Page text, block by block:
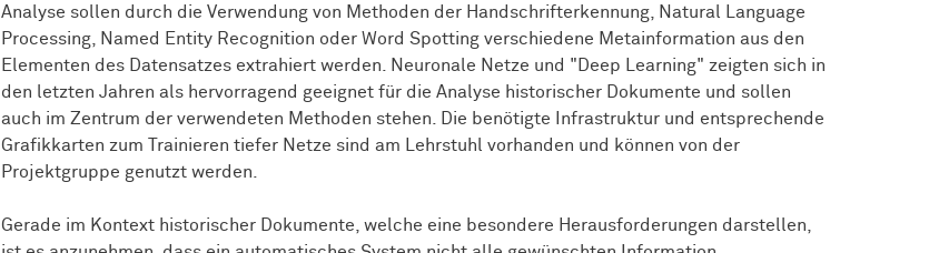
Analyse sollen durch die Verwendung von Methoden der Handschrifterkennung, Natural Language
Processing, Named Entity Recognition oder Word Spotting verschiedene Metainformation aus den
Elementen des Datensatzes extrahiert werden. Neuronale Netze und "Deep Learning" zeigten sich in
den letzten Jahren als hervorragend geeignet für die Analyse historischer Dokumente und sollen
auch im Zentrum der verwendeten Methoden stehen. Die benötigte Infrastruktur und entsprechende
Grafikkarten zum Trainieren tiefer Netze sind am Lehrstuhl vorhanden und können von der
Projektgruppe genutzt werden.
Gerade im Kontext historischer Dokumente, welche eine besondere Herausforderungen darstellen,